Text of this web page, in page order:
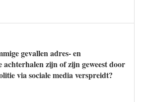
gevallen adres- en
achterhalen zijn of zijn geweest door
via sociale media verspreidt?